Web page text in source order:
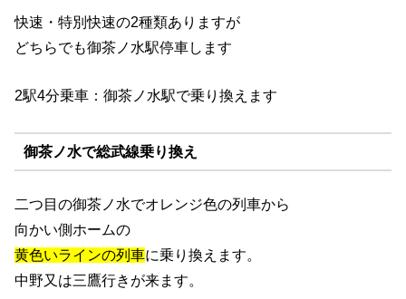
快速・特別快速の2種類ありますが
どちらでも御茶ノ水駅停車します
2駅4分乗車：御茶ノ水駅で乗り換えます
御茶ノ水で総武線乗り換え
二つ目の御茶ノ水でオレンジ色の列車から
向かい側ホームの
黄色いラインの列車に乗り換えます。
中野又は三鷹行きが来ます。